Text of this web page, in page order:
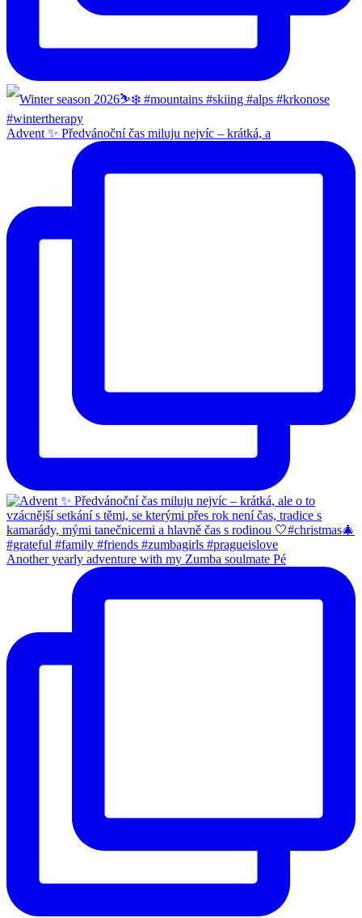
Advent ✨ Předvánoční čas miluju nejvíc – krátká, a
Another yearly adventure with my Zumba soulmate Pé